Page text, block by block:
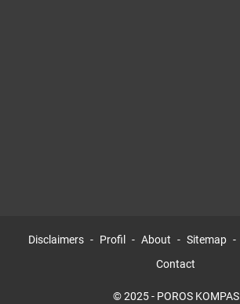
Disclaimers Profil About Sitemap
Contact
© 2025 - POROS KOMPAS